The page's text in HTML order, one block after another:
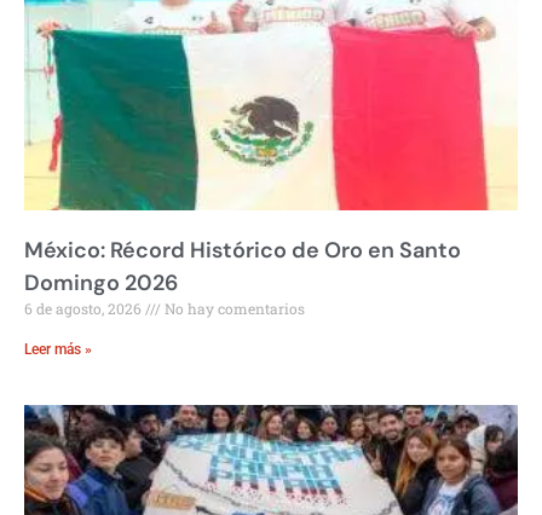
México: Récord Histórico de Oro en Santo
Domingo 2026
6 de agosto, 2026 No hay comentarios
Leer más »